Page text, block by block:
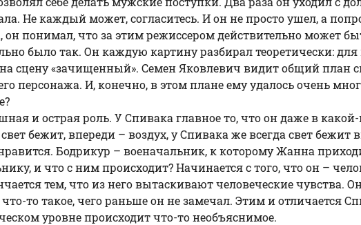
Не каждый может, согласитесь. И он не просто ушел, а
понимал, что за этим режиссером действительно может
было так. Он каждую картину разбирал теоретически:
сцену «зачищенный». Семен Яковлевич видит общий план
персонажа. И, конечно, в этом плане ему удалось очень
и острая роль. У Спивака главное то, что он даже в
бежит, впереди – воздух, у Спивака же всегда свет бежит
Бодрикур – военачальник, к которому Жанна
и что с ним происходит? Начинается с того, что он –
тем, что из него вытаскивают человеческие чувства.
то такое, чего раньше он не замечал. Этим и отличается
уровне происходит что-то необъяснимое.